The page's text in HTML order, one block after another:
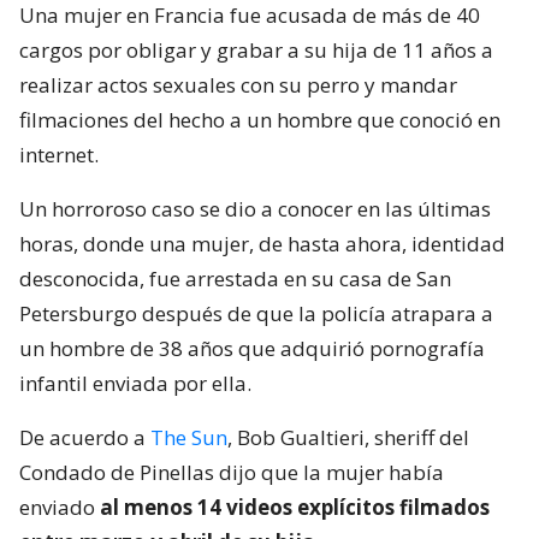
Una mujer en Francia fue acusada de más de 40
cargos por obligar y grabar a su hija de 11 años a
realizar actos sexuales con su perro y mandar
filmaciones del hecho a un hombre que conoció en
internet.
Un horroroso caso se dio a conocer en las últimas
horas, donde una mujer, de hasta ahora, identidad
desconocida, fue arrestada en su casa de San
Petersburgo después de que la policía atrapara a
un hombre de 38 años que adquirió pornografía
infantil enviada por ella.
De acuerdo a The Sun, Bob Gualtieri, sheriff del
Condado de Pinellas dijo que la mujer había
enviado al menos 14 videos explícitos filmados